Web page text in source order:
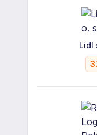
Lidl